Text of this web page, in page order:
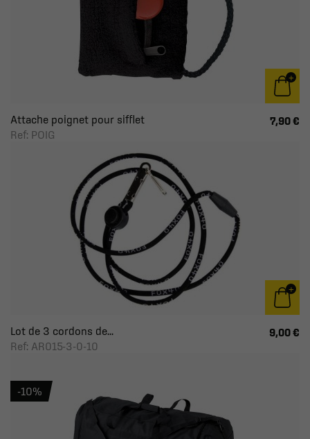
Attache poignet pour sifflet
Ref: POIG
7,90 €
Lot de 3 cordons de...
Ref: AR015-3-0-10
9,00 €
-10%